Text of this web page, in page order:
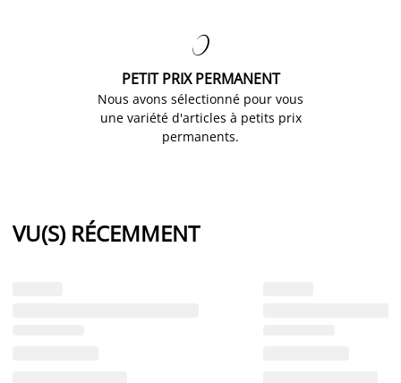

PETIT PRIX PERMANENT
Nous avons sélectionné pour vous
une variété d'articles à petits prix
permanents.
VU(S) RÉCEMMENT